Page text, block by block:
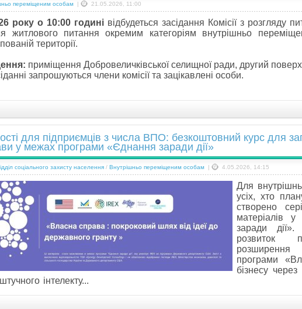
переміщеним особам | 21.05.2026, 11:00
року о 10:00 годині відбудеться засідання Комісії з розгляду
житлового питання окремим категоріям внутрішньо
території.
приміщення Добровеличківської селищної ради, другий
запрошуються члени комісії та зацікавлені особи.
для підприємців з числа ВПО: безкоштовний курс для
у межах програми «Єднання заради дії»
соціального захисту населення / Внутрішньо переміщеним особам | 4.05.2026, 14:15
Для
усіх, хто
створено
матеріалів
заради дії».
розвиток
програми
бізнесу
інтелекту...